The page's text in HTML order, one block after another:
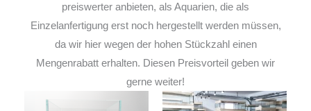
preiswerter anbieten, als Aquarien, die als
Einzelanfertigung erst noch hergestellt werden müssen,
da wir hier wegen der hohen Stückzahl einen
Mengenrabatt erhalten. Diesen Preisvorteil geben wir
gerne weiter!